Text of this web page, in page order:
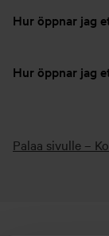
Hur öppnar jag
Hur öppnar jag
Palaa sivulle –